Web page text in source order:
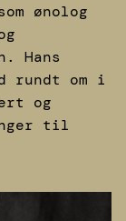
ønolog
Hans
rundt om i
og
til